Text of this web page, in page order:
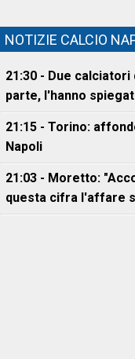
NOTIZIE CALCIO
21:30 - Due calciatori
parte, l'hanno
21:15 - Torino:
Napoli
21:03 - Moretto:
questa cifra l'affare